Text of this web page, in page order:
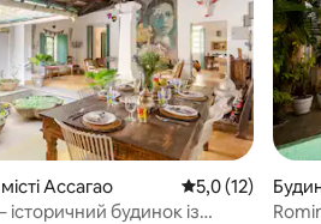
Ассагао Середня оцінка:
5,0 (12)
історичний будинок із